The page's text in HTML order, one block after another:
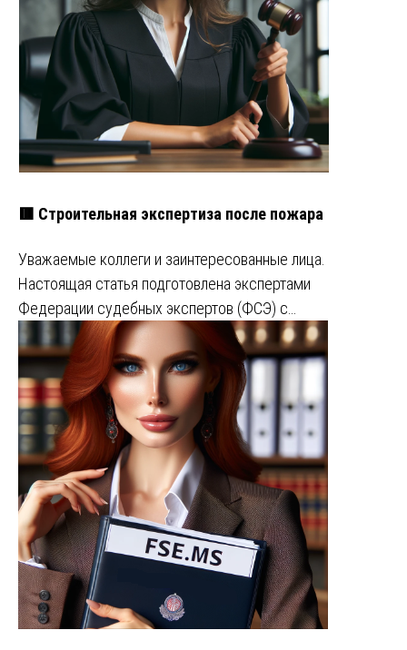
🟥 Строительная экспертиза после пожара
Уважаемые коллеги и заинтересованные лица.
Настоящая статья подготовлена экспертами
Федерации судебных экспертов (ФСЭ) с…